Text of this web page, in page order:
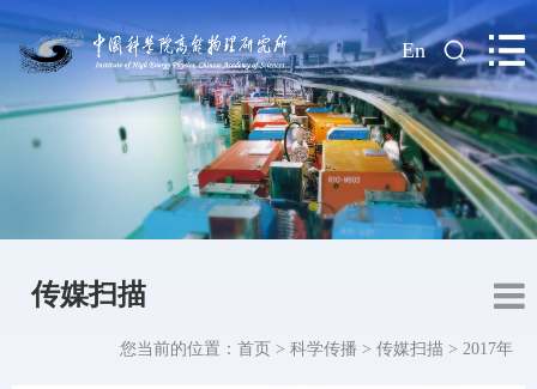
| En
传媒扫描
您当前的位置： 首页 > 科学传播 > 传媒扫描 > 2017年